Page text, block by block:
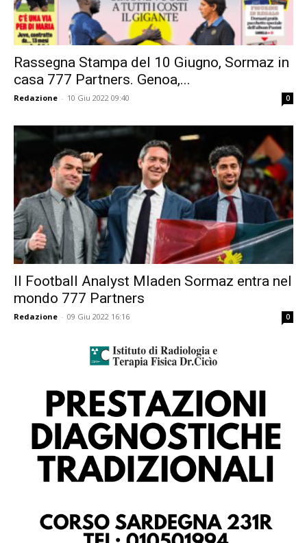
Rassegna Stampa del 10 Giugno, Sormaz in
casa 777 Partners. Genoa,...
Redazione - 10 Giu 2022 09:40 0
Il Football Analyst Mladen Sormaz entra nel
mondo 777 Partners
Redazione - 09 Giu 2022 16:16 0